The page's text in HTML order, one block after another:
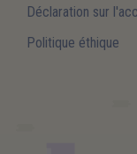
Déclaration sur
Politique éthique